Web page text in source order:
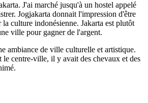
J'ai marché jusqu'à un hostel appelé
Jogjakarta donnait l'impression d'être
culture indonésienne. Jakarta est plutôt
ville pour gagner de l'argent.
ambiance de ville culturelle et artistique.
le centre-ville, il y avait des chevaux et des